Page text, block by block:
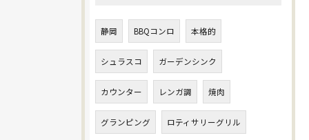
静岡 BBQコンロ 本格的
シュラスコ ガーデンシンク
カウンター レンガ調 焼肉
グランピング ロティサリーグリル